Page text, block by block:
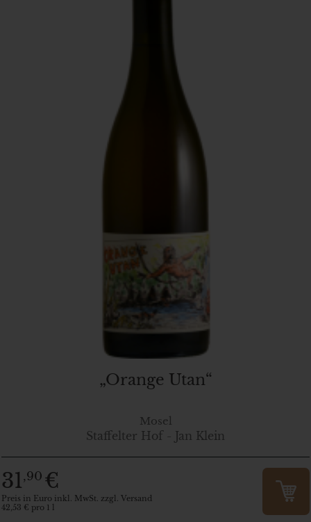
„Orange Utan“
Mosel
Staffelter Hof - Jan Klein
31,90 €
Preis in Euro inkl. MwSt. zzgl. Versand
42,53 € pro 1 l